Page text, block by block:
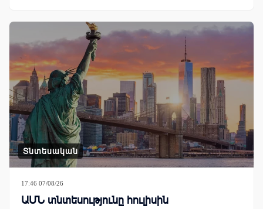
Տնտեսական
17:46 07/08/26
ԱՄՆ տնտեսությունը հուլիսին